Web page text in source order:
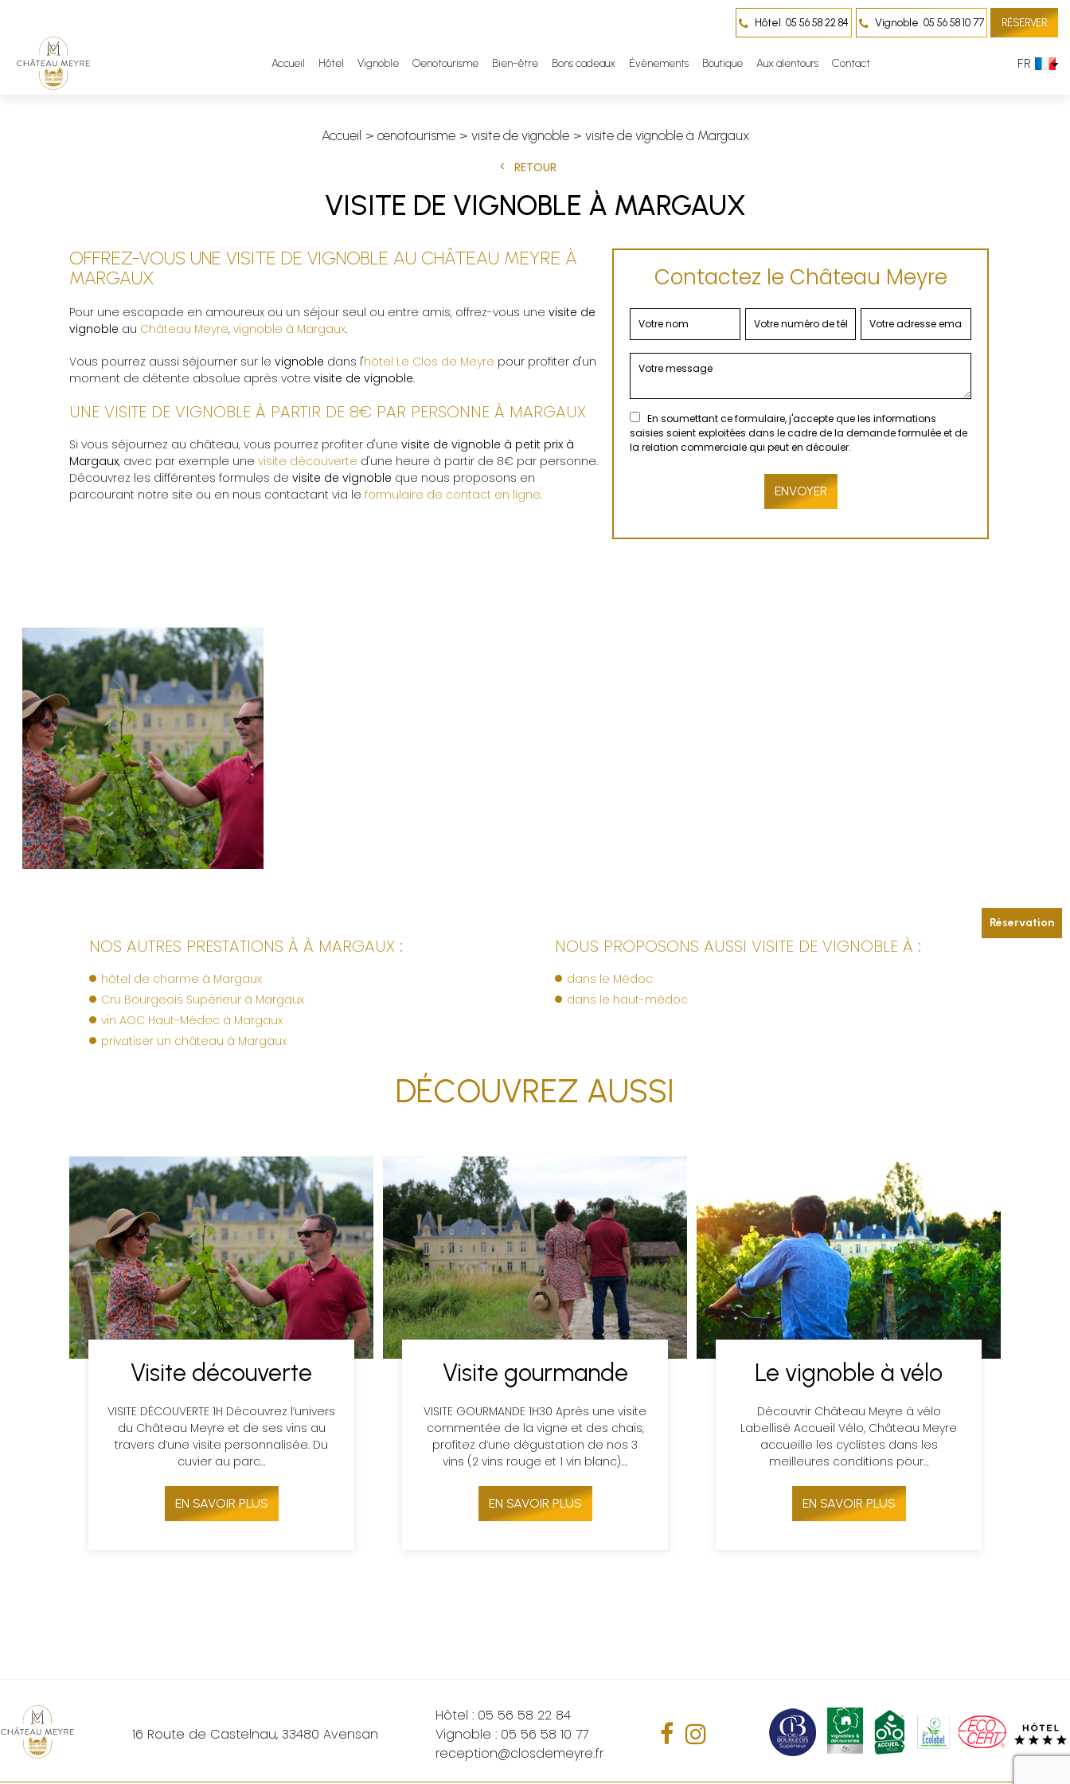
Accueil Hôtel Vignoble Oenotourisme Bien-être Bons cadeaux Évènements Boutique Aux alentours Contact
Hôtel 05 56 58 22 84 Vignoble 05 56 58 10 77 RÉSERVER
FR
Accueil œnotourisme visite de vignoble
visite de vignoble à Margaux
RETOUR
VISITE DE VIGNOBLE À MARGAUX
OFFREZ-VOUS UNE VISITE DE VIGNOBLE AU CHÂTEAU MEYRE À
MARGAUX
Pour une escapade en amoureux ou un séjour seul ou entre amis, offrez-vous une visite de
vignoble au Château Meyre, vignoble à Margaux.
Vous pourrez aussi séjourner sur le vignoble dans l'hôtel Le Clos de Meyre pour profiter d'un
moment de détente absolue après votre visite de vignoble.
UNE VISITE DE VIGNOBLE À PARTIR DE 8€ PAR PERSONNE À MARGAUX
Si vous séjournez au château, vous pourrez profiter d'une visite de vignoble à petit prix à
Margaux, avec par exemple une visite découverte d'une heure à partir de 8€ par personne.
Découvrez les différentes formules de visite de vignoble que nous proposons en
parcourant notre site ou en nous contactant via le formulaire de contact en ligne.
Contactez le Château Meyre
En soumettant ce formulaire, j'accepte que les informations
saisies soient exploitées dans le cadre de la demande formulée et de
la relation commerciale qui peut en découler.
NOS AUTRES PRESTATIONS À À MARGAUX :
hôtel de charme à Margaux
Cru Bourgeois Supérieur à Margaux
vin AOC Haut-Médoc à Margaux
privatiser un château à Margaux
NOUS PROPOSONS AUSSI VISITE DE VIGNOBLE À :
dans le Médoc
dans le haut-médoc
DÉCOUVREZ AUSSI
Visite découverte
VISITE DÉCOUVERTE 1H Découvrez l’univers
du Château Meyre et de ses vins au
travers d’une visite personnalisée. Du
cuvier au parc…
EN SAVOIR PLUS
Visite gourmande
VISITE GOURMANDE 1H30 Après une visite
commentée de la vigne et des chais,
profitez d’une dégustation de nos 3
vins (2 vins rouge et 1 vin blanc).…
EN SAVOIR PLUS
Le vignoble à vélo
Découvrir Château Meyre à vélo
Labellisé Accueil Vélo, Château Meyre
accueille les cyclistes dans les
meilleures conditions pour…
EN SAVOIR PLUS
Réservation
16 Route de Castelnau, 33480 Avensan
Hôtel : 05 56 58 22 84
Vignoble : 05 56 58 10 77
reception@closdemeyre.fr